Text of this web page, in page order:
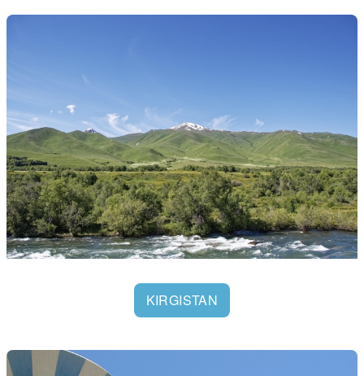
KIRGISTAN